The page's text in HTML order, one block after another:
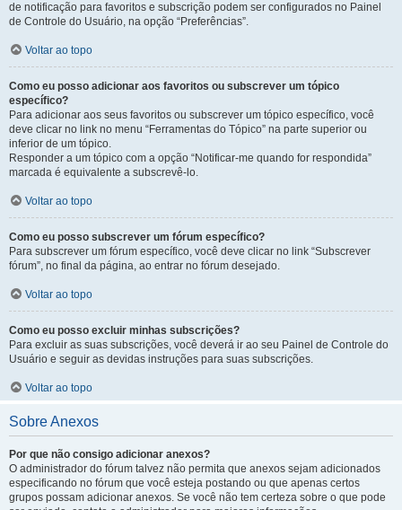
de notificação para favoritos e subscrição podem ser configurados no Painel
de Controle do Usuário, na opção “Preferências”.
Voltar ao topo
Como eu posso adicionar aos favoritos ou subscrever um tópico
específico?
Para adicionar aos seus favoritos ou subscrever um tópico específico, você
deve clicar no link no menu “Ferramentas do Tópico” na parte superior ou
inferior de um tópico.
Responder a um tópico com a opção “Notificar-me quando for respondida”
marcada é equivalente a subscrevê-lo.
Voltar ao topo
Como eu posso subscrever um fórum específico?
Para subscrever um fórum específico, você deve clicar no link “Subscrever
fórum”, no final da página, ao entrar no fórum desejado.
Voltar ao topo
Como eu posso excluir minhas subscrições?
Para excluir as suas subscrições, você deverá ir ao seu Painel de Controle do
Usuário e seguir as devidas instruções para suas subscrições.
Voltar ao topo
Sobre Anexos
Por que não consigo adicionar anexos?
O administrador do fórum talvez não permita que anexos sejam adicionados
especificando no fórum que você esteja postando ou que apenas certos
grupos possam adicionar anexos. Se você não tem certeza sobre o que pode